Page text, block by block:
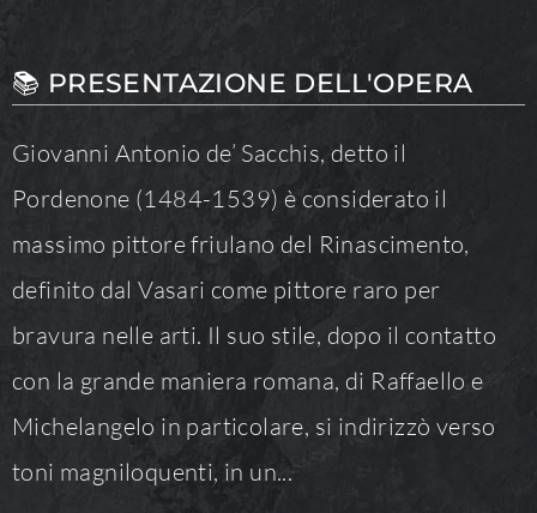
📚 PRESENTAZIONE DELL'OPERA
Giovanni Antonio de’ Sacchis, detto il
Pordenone (1484-1539) è considerato il
massimo pittore friulano del Rinascimento,
definito dal Vasari come pittore raro per
bravura nelle arti. Il suo stile, dopo il contatto
con la grande maniera romana, di Raffaello e
Michelangelo in particolare, si indirizzò verso
toni magniloquenti, in un...